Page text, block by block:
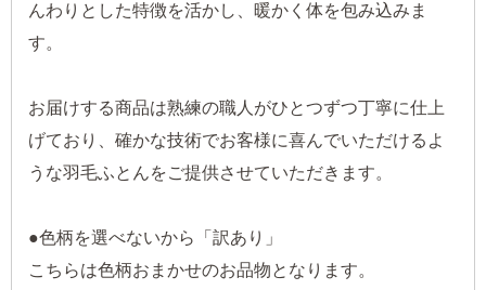
んわりとした特徴を活かし、暖かく体を包み込みま
す。
お届けする商品は熟練の職人がひとつずつ丁寧に仕上
げており、確かな技術でお客様に喜んでいただけるよ
うな羽毛ふとんをご提供させていただきます。
●色柄を選べないから「訳あり」
こちらは色柄おまかせのお品物となります。